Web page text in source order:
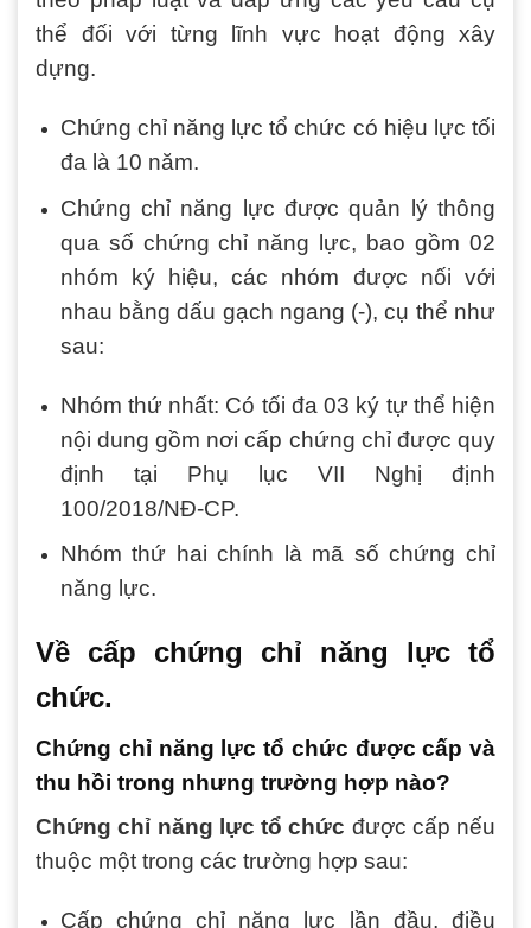
thể đối với từng lĩnh vực hoạt động xây
dựng.
Chứng chỉ năng lực tổ chức có hiệu lực tối
đa là 10 năm.
Chứng chỉ năng lực được quản lý thông
qua số chứng chỉ năng lực, bao gồm 02
nhóm ký hiệu, các nhóm được nối với
nhau bằng dấu gạch ngang (-), cụ thể như
sau:
Nhóm thứ nhất: Có tối đa 03 ký tự thể hiện
nội dung gồm nơi cấp chứng chỉ được quy
định tại Phụ lục VII Nghị định
100/2018/NĐ-CP.
Nhóm thứ hai chính là mã số chứng chỉ
năng lực.
Về cấp chứng chỉ năng lực tổ
chức.
Chứng chỉ năng lực tổ chức được cấp và
thu hồi trong nhưng trường hợp nào?
Chứng chỉ năng lực tổ chức được cấp nếu
thuộc một trong các trường hợp sau:
Cấp chứng chỉ năng lực lần đầu, điều